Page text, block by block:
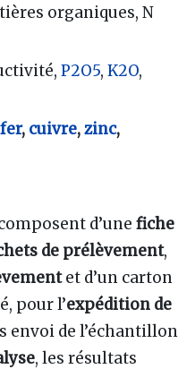
organiques, N
P2O5,K2O,
fer, cuivre,zinc,
d’une fiche
de prélèvement,
et d’un carton
pour l’expédition de
envoi de l’échantillon
, les résultats